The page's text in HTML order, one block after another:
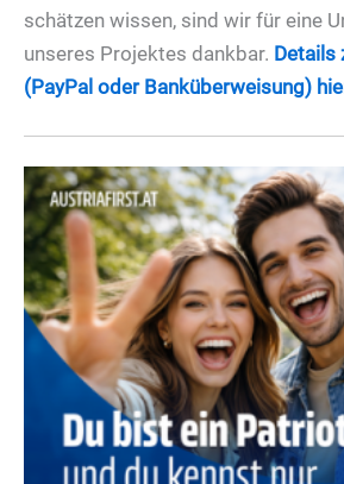
schätzen wissen, sind wir für eine
unseres Projektes dankbar. Details
(PayPal oder Banküberweisung)